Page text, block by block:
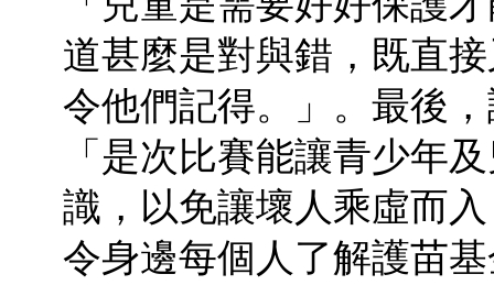
道甚麼是對與錯，既直
令他們記得。」。最後
「是次比賽能讓青少年
識，以免讓壞人乘虛而
令身邊每個人了解護苗